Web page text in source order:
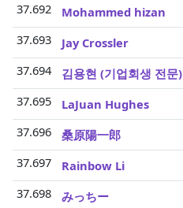
37.692
Mohammed hizan
37.693
Jay Crossler
37.694
김용현 (기업회생 전문)
37.695
LaJuan Hughes
37.696
桑原陽一郎
37.697
Rainbow Li
37.698
みっちー